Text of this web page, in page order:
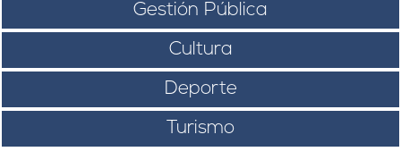
Gestión Pública
Cultura
Deporte
Turismo